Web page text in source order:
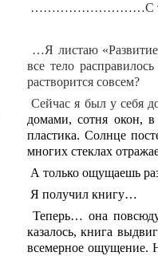
………………………С тех
…Я листаю
все тело
растворится совсем?
Сейчас я был у себя
домами, сотня окон,
пластика. Солнце
многих стеклах
А только ощущаешь
Я получил книгу…
Теперь… она
казалось, книга
всемерное ощущение.